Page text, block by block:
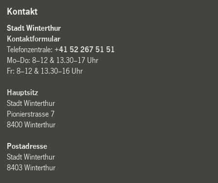
Kontakt
Stadt Winterthur
Kontaktformular
Telefonzentrale:+41 52 267 51 51
Mo–Do: 8–12 & 13.30–17 Uhr
Fr: 8–12 & 13.30–16 Uhr
Hauptsitz
Stadt Winterthur
Pionierstrasse 7
8400 Winterthur
Postadresse
Stadt Winterthur
8403 Winterthur